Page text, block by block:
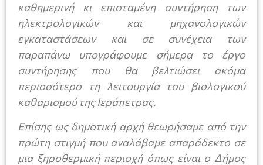
καθημερινή κι επισταμένη συντήρηση των
ηλεκτρολογικών και μηχανολογικών
εγκαταστάσεων και σε συνέχεια των
παραπάνω υπογράφουμε σήμερα το έργο
συντήρησης που θα βελτιώσει ακόμα
περισσότερο τη λειτουργία του βιολογικού
καθαρισμού της Ιεράπετρας.
Επίσης ως δημοτική αρχή θεωρήσαμε από την
πρώτη στιγμή που αναλάβαμε απαράδεκτο σε
μια ξηροθερμική περιοχή όπως είναι ο Δήμος